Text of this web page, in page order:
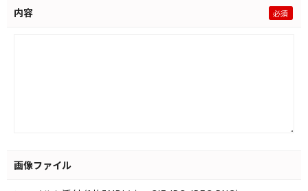
内容
画像ファイル